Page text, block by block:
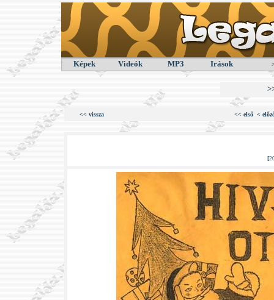
Képek Videók MP3 Irások
<< vissza << első <
[